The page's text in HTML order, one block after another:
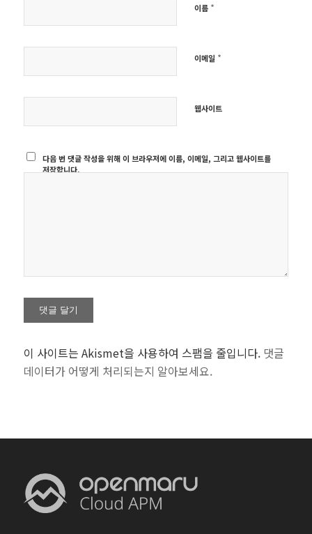
이름 *
이메일 *
웹사이트
다음 번 댓글 작성을 위해 이 브라우저에 이름, 이메일, 그리고 웹사이트를
저장합니다.
이 사이트는 Akismet을 사용하여 스팸을 줄입니다. 댓글
데이터가 어떻게 처리되는지 알아보세요.